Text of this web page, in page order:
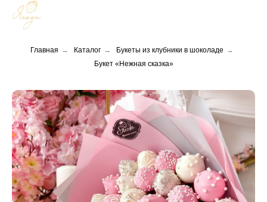
Главная → Каталог → Букеты из клубники в шоколаде →
Букет «Нежная сказка»